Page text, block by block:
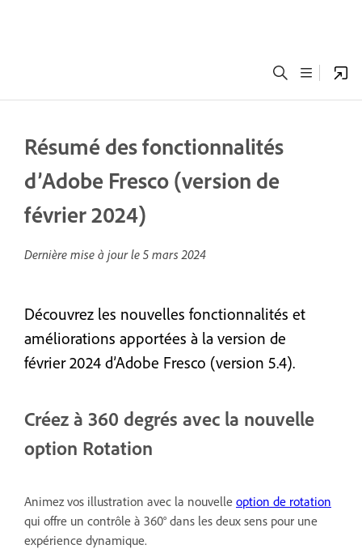
Résumé des fonctionnalités
d’Adobe Fresco (version de
février 2024)
Dernière mise à jour le 5 mars 2024
Découvrez les nouvelles fonctionnalités et
améliorations apportées à la version de
février 2024 d’Adobe Fresco (version 5.4).
Créez à 360 degrés avec la nouvelle
option Rotation
Animez vos illustration avec la nouvelle option de rotation
qui offre un contrôle à 360° dans les deux sens pour une
expérience dynamique.